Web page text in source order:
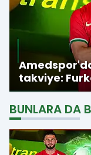
takviye:
imzalandı
BUNLARA DA